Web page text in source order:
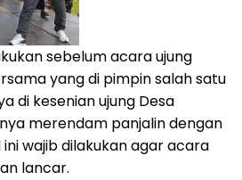
sebelum acara ujung
yang di pimpin salah satu
di kesenian ujung Desa
merendam panjalin dengan
wajib dilakukan agar acara
lancar.